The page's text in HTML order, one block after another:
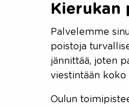
Kierukan
Palvelemme
poistoja
jännittää, joten
viestintään koko
Oulun